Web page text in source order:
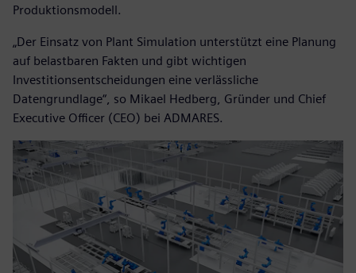
Produktionsmodell.
„Der Einsatz von Plant Simulation unterstützt eine Planung
auf belastbaren Fakten und gibt wichtigen
Investitionsentscheidungen eine verlässliche
Datengrundlage“, so Mikael Hedberg, Gründer und Chief
Executive Officer (CEO) bei ADMARES.